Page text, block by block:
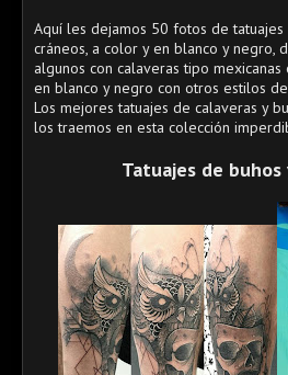
Aquí les dejamos 50 fotos de
cráneos, a color y en blanco y negro,
algunos con calaveras tipo
en blanco y negro con otros estilos
Los mejores tatuajes de calaveras y
los traemos en esta colección
Tatuajes de buhos